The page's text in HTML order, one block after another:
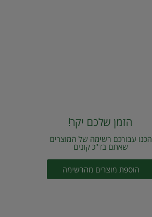
הזמן שלכם יקר!
הכנו עבורכם רשימה של המוצרים
שאתם בד"כ קונים
הוספת מוצרים מהרשימה